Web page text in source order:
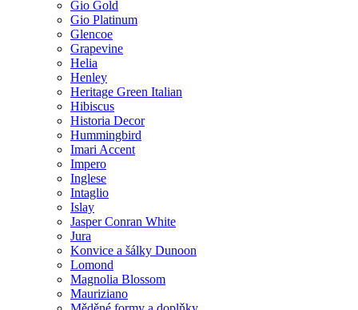
Gio Gold
Gio Platinum
Glencoe
Grapevine
Helia
Henley
Heritage Green Italian
Hibiscus
Historia Decor
Hummingbird
Imari Accent
Impero
Inglese
Intaglio
Islay
Jasper Conran White
Jura
Konvice a šálky Dunoon
Lomond
Magnolia Blossom
Mauriziano